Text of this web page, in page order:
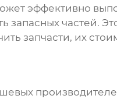
эффективно
запасных частей.
запчасти, их